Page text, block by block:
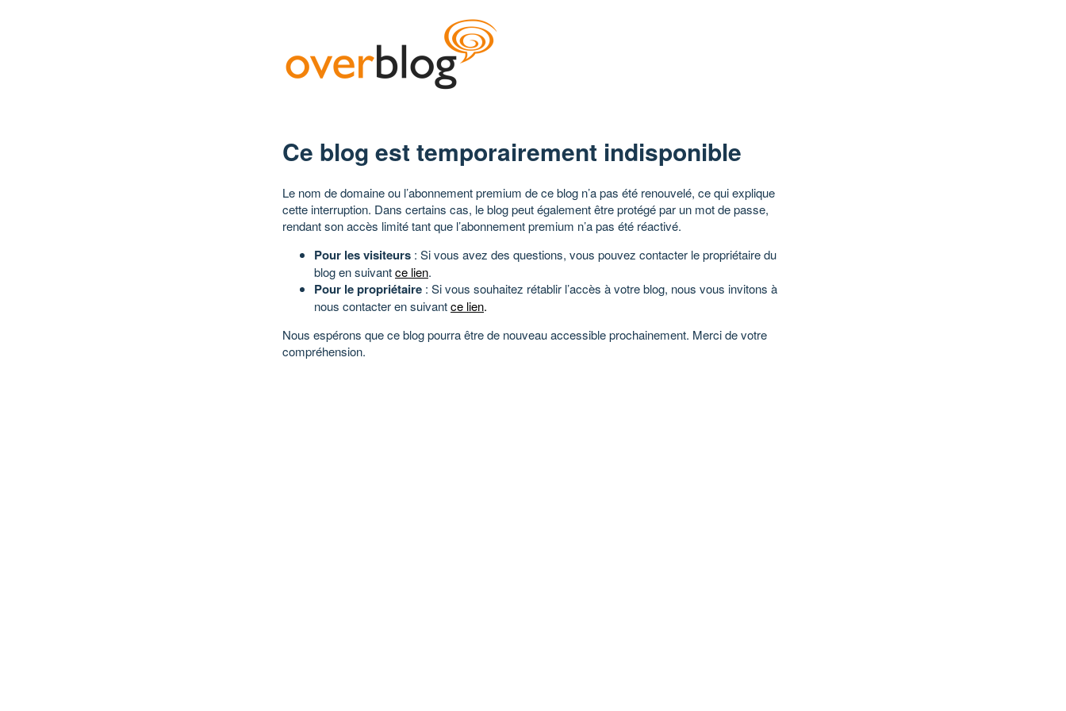
Ce blog est temporairement indisponible
Le nom de domaine ou l’abonnement premium de ce blog n’a pas été renouvelé, ce qui explique
cette interruption. Dans certains cas, le blog peut également être protégé par un mot de passe,
rendant son accès limité tant que l’abonnement premium n’a pas été réactivé.
Pour les visiteurs : Si vous avez des questions, vous pouvez contacter le propriétaire du
blog en suivantce lien.
Pour le propriétaire : Si vous souhaitez rétablir l’accès à votre blog, nous vous invitons à
nous contacter en suivantce lien.
Nous espérons que ce blog pourra être de nouveau accessible prochainement. Merci de votre
compréhension.